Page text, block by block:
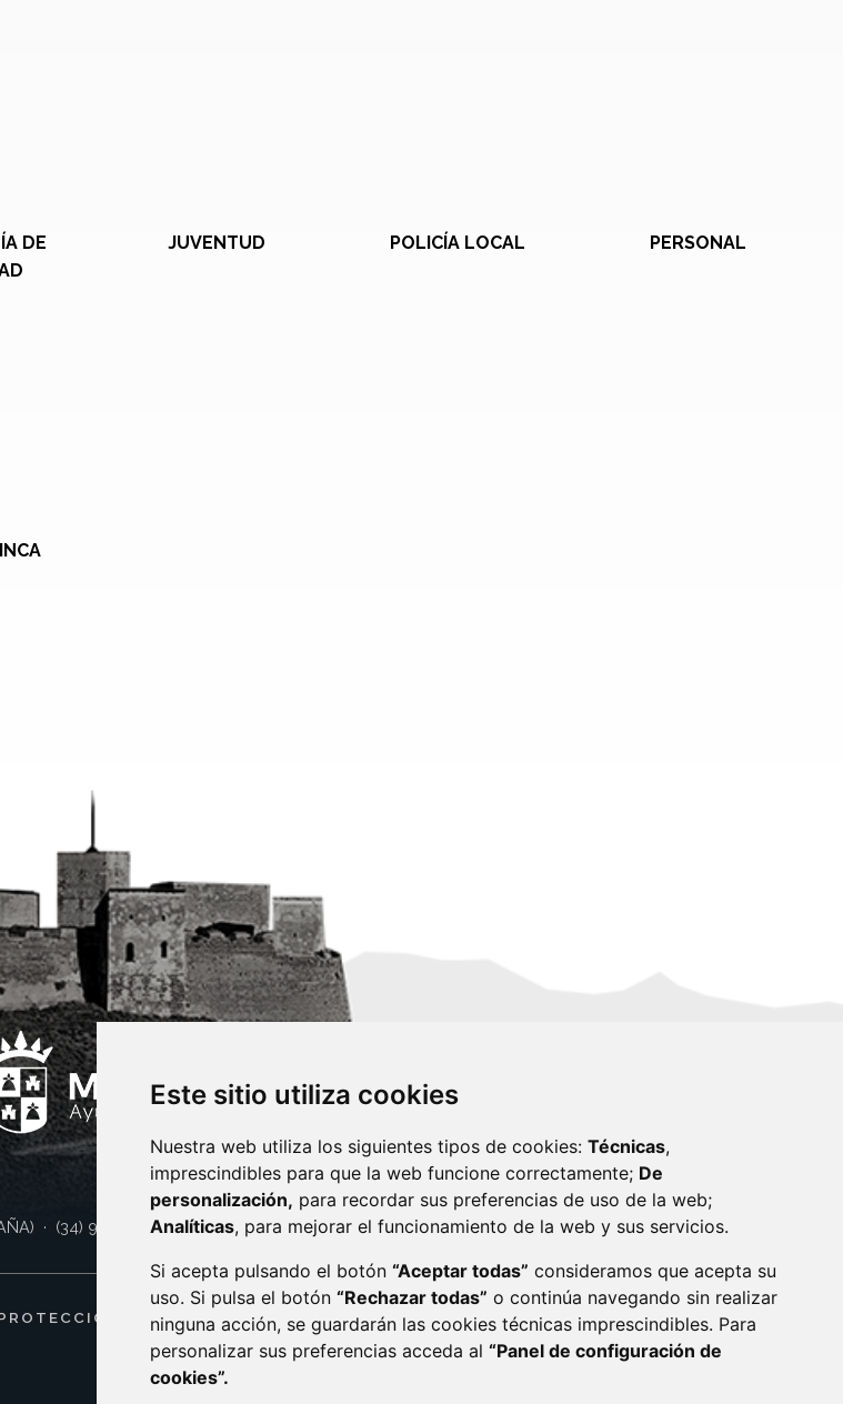
Este sitio utiliza cookies
Nuestra web utiliza los siguientes tipos de cookies: Técnicas,
imprescindibles para que la web funcione correctamente; De
personalización, para recordar sus preferencias de uso de la web;
Analíticas, para mejorar el funcionamiento de la web y sus servicios.
Si acepta pulsando el botón “Aceptar todas” consideramos que acepta su
uso. Si pulsa el botón “Rechazar todas” o continúa navegando sin realizar
ninguna acción, se guardarán las cookies técnicas imprescindibles. Para
personalizar sus preferencias acceda al “Panel de configuración de
cookies”.
DE
JUVENTUD POLICÍA LOCAL PERSONAL
· (34) 974 400 700 ·sac@monzon.es monzon.es
DE DATOS POLÍTICA DE COOKIES
ACCESIBILIDAD